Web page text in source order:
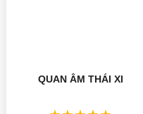
QUAN ÂM THÁI XI